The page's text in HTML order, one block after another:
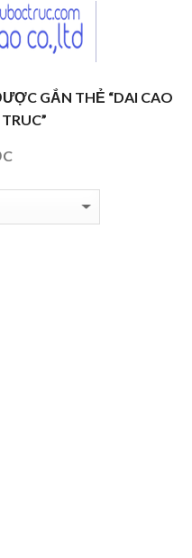
GẮN THẺ “DAI CAO